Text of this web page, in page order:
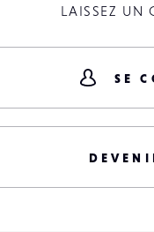
LAISSEZ UN
SE